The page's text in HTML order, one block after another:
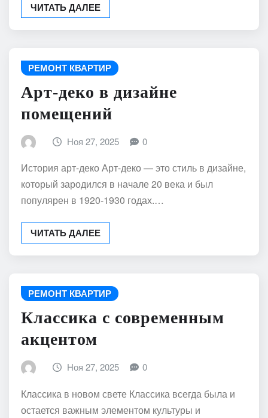
ЧИТАТЬ ДАЛЕЕ
РЕМОНТ КВАРТИР
Арт-деко в дизайне
помещений
Ноя 27, 2025 0
История арт-деко Арт-деко — это стиль в дизайне,
который зародился в начале 20 века и был
популярен в 1920-1930 годах.…
ЧИТАТЬ ДАЛЕЕ
РЕМОНТ КВАРТИР
Классика с современным
акцентом
Ноя 27, 2025 0
Классика в новом свете Классика всегда была и
остается важным элементом культуры и